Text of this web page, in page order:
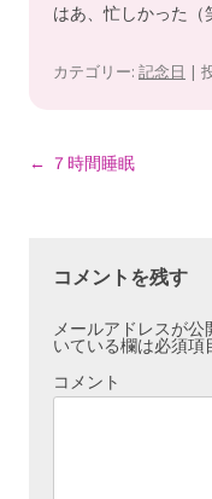
はあ、忙しかった（
カテゴリー: 記念日 |
投
← ７時間睡眠
コメントを残す
メールアドレスが公
いている欄は必須項
コメント